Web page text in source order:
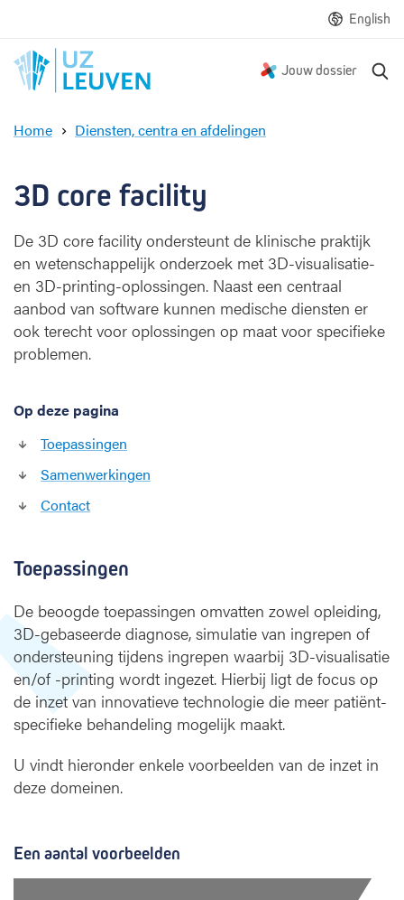
English
Jouw dossier
Home Diensten, centra en afdelingen
e
f
a
c
l
3D core facility
De 3D core facility ondersteunt de klinische praktijk
en wetenschappelijk onderzoek met 3D-visualisatie-
en 3D-printing-oplossingen. Naast een centraal
aanbod van software kunnen medische diensten er
ook terecht voor oplossingen op maat voor specifieke
problemen.
Op deze pagina
Toepassingen
Samenwerkingen
Contact
Toepassingen
De beoogde toepassingen omvatten zowel opleiding,
3D-gebaseerde diagnose, simulatie van ingrepen of
ondersteuning tijdens ingrepen waarbij 3D-visualisatie
en/of -printing wordt ingezet. Hierbij ligt de focus op
de inzet van innovatieve technologie die meer patiënt-
specifieke behandeling mogelijk maakt.
U vindt hieronder enkele voorbeelden van de inzet in
deze domeinen.
Een aantal voorbeelden